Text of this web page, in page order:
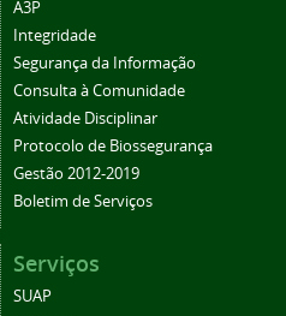
Integridade
Segurança da Informação
Consulta à Comunidade
Atividade Disciplinar
Protocolo de Biossegurança
Gestão 2012-2019
Boletim de Serviços
SUAP
Contato